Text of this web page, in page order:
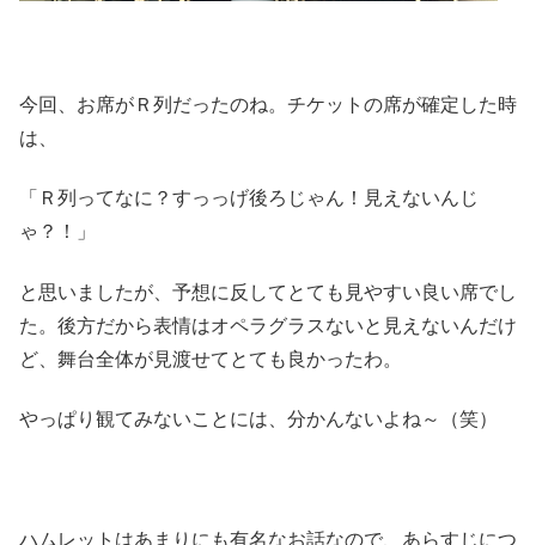
今回、お席がＲ列だったのね。チケットの席が確定した時
は、
「Ｒ列ってなに？すっっげ後ろじゃん！見えないんじ
ゃ？！」
と思いましたが、予想に反してとても見やすい良い席でし
た。後方だから表情はオペラグラスないと見えないんだけ
ど、舞台全体が見渡せてとても良かったわ。
やっぱり観てみないことには、分かんないよね～（笑）
ハムレットはあまりにも有名なお話なので、あらすじにつ